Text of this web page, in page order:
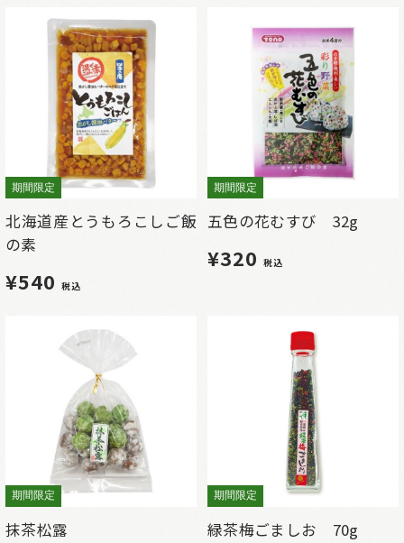
期間限定
北海道産とうもろこしご飯
の素
¥540税込
期間限定
五色の花むすび 32g
¥320税込
期間限定
抹茶松露
期間限定
緑茶梅ごましお 70g